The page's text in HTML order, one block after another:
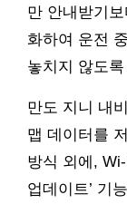
만 안내받기보
화하여 운전
놓치지 않도
만도 지니 내
맵 데이터를
방식 외에,
업데이트’ 기